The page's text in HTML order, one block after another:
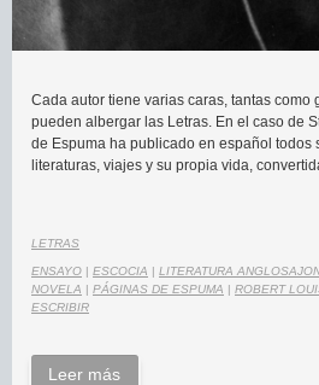
Cada autor tiene varias caras, tantas como
pueden albergar las Letras. En el caso de
de Espuma ha publicado en español todos
literaturas, viajes y su propia vida,
LETRAS
ENSAYO | ESCOCIA | LITERATURA
NOVELA | PÁGINAS DE ESPUMA | ROBERT
ESCRIBIR
Leer más